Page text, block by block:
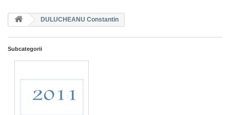
DULUCHEANU Constantin
Subcategorii